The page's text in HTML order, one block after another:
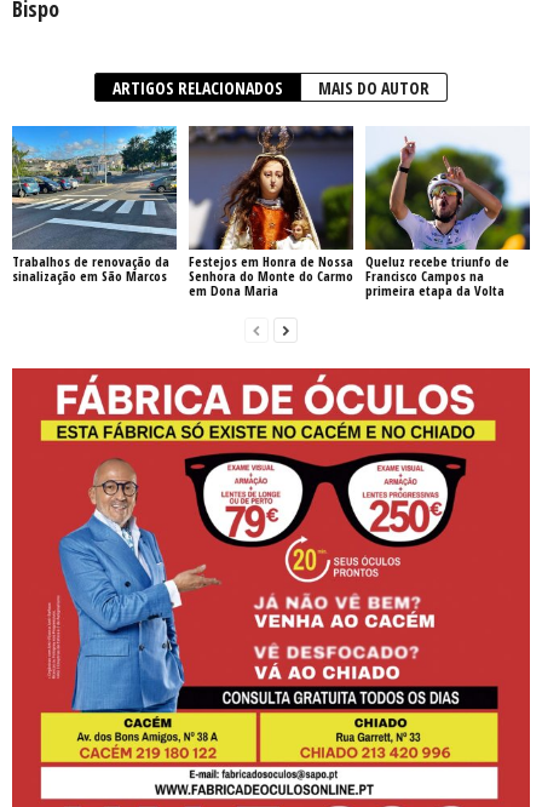
Bispo
ARTIGOS RELACIONADOS MAIS DO AUTOR
Trabalhos de renovação da
sinalização em São Marcos
Festejos em Honra de Nossa
Senhora do Monte do Carmo
em Dona Maria
Queluz recebe triunfo de
Francisco Campos na
primeira etapa da Volta